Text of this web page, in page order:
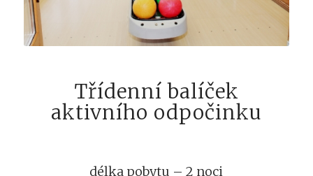
Třídenní balíček
aktivního odpočinku
délka pobytu – 2 noci